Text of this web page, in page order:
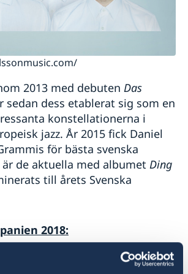
2013 med debuten Das
sedan dess etablerat sig som en
konstellationerna i
jazz. År 2015 fick Daniel
för bästa svenska
de aktuella med albumet Ding
till årets Svenska
2018:
Jazz, Madrid